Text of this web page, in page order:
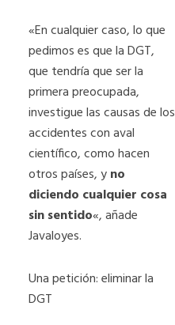
«En cualquier caso, lo que
pedimos es que la DGT,
que tendría que ser la
primera preocupada,
investigue las causas de los
accidentes con aval
científico, como hacen
otros países, yno
diciendo cualquier cosa
sin sentido«, añade
Javaloyes.
Una petición: eliminar la
DGT